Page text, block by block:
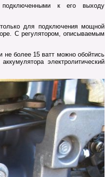
к его выходу
для подключения мощной
С регулятором, описываемым
не более 15 ватт можно обойтись
электролитический